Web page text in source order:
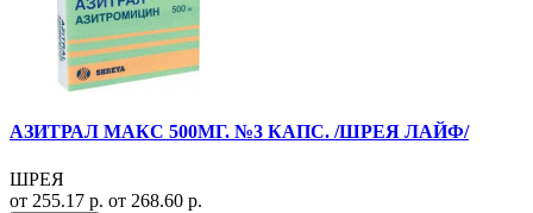
АЗИТРАЛ МАКС 500МГ. №3 КАПС. /ШРЕЯ ЛАЙФ/
ШРЕЯ
от 255.17 р. от 268.60 р.